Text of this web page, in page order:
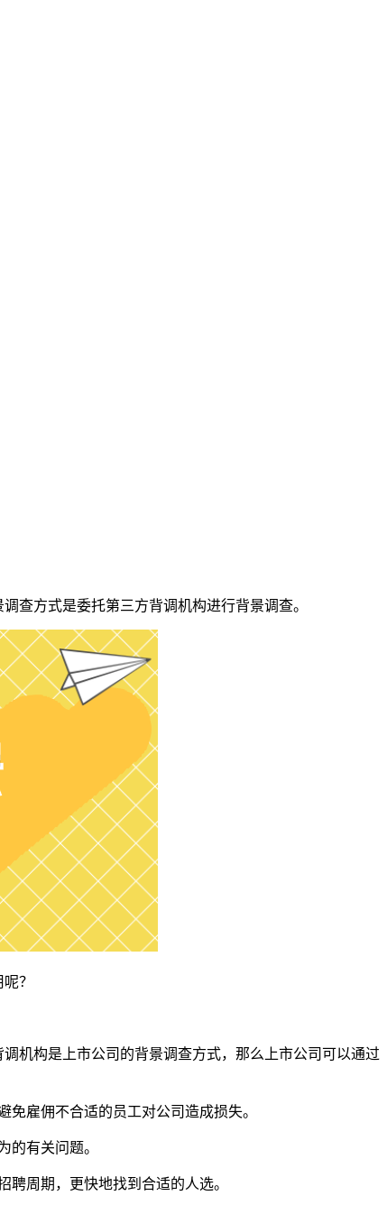
查方式是委托第三方背调机构进行背景调查。
？
机构是上市公司的背景调查方式，那么上市公司可以通过
雇佣不合适的员工对公司造成损失。
的有关问题。
周期，更快地找到合适的人选。